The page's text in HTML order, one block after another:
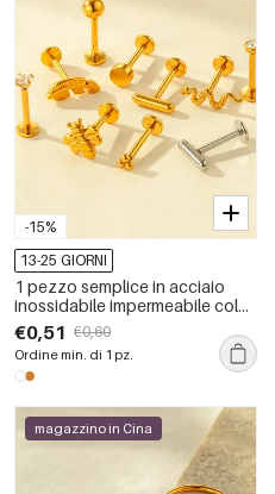
-15%
13-25 GIORNI
1 pezzo semplice in acciaio
inossidabile impermeabile color
oro con zircone piercing
orecchino
€0,51 €0,60
Ordine min. di 1 pz.
magazzino in Cina